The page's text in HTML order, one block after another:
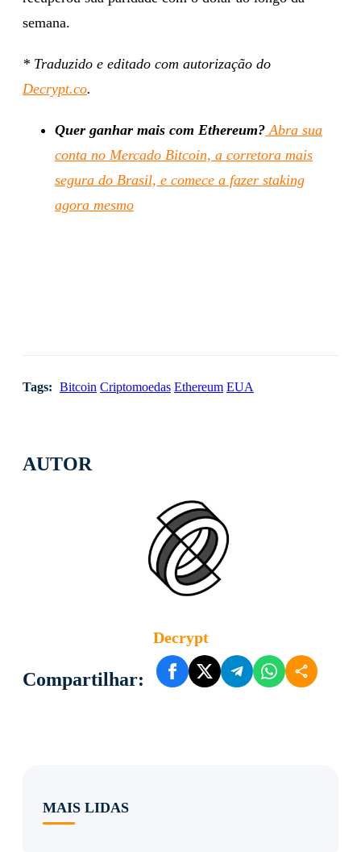
AUTOR
Decrypt
Compartilhar:
semana.
* Traduzido e editado com autorização do
Decrypt.co.
Quer ganhar mais com Ethereum? Abra sua
conta no Mercado Bitcoin, a corretora mais
segura do Brasil, e comece a fazer staking
agora mesmo
Tags: Bitcoin Criptomoedas Ethereum EUA
MAIS LIDAS